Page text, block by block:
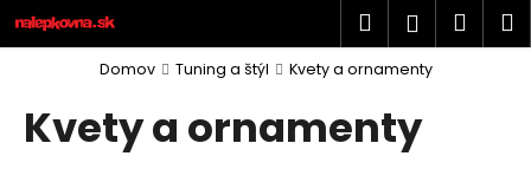
Prejsť
na
obsah
Hľadať
Domov Tuning a štýl Kvety a ornamenty
Kvety a ornamenty
K
o Späť
Späť
Č